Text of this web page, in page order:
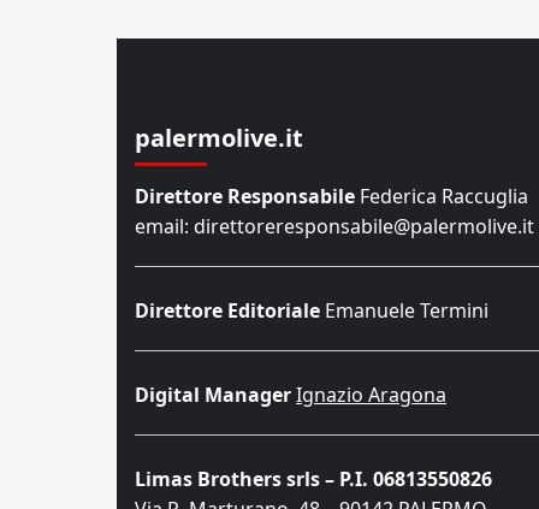
palermolive.it
Direttore Responsabile Federica Raccuglia
email: direttoreresponsabile@palermolive.it
Direttore Editoriale Emanuele Termini
Digital ManagerIgnazio Aragona
Limas Brothers srls – P.I. 06813550826